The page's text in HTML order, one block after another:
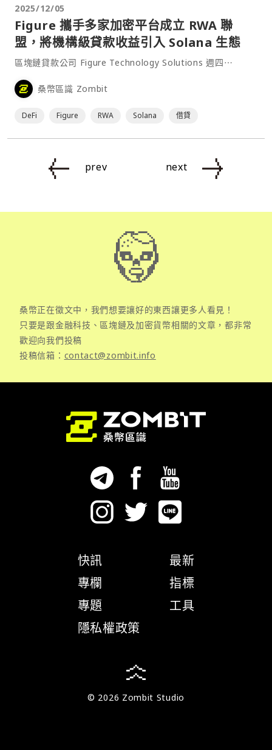
2025/12/05
Figure 攜手多家加密平台成立 RWA 聯
盟，將機構級貸款收益引入 Solana 生態
區塊鏈貸款公司 Figure Technology Solutions 週四⋯
桑幣區識 Zombit
DeFi Figure RWA Solana 借貸
prev next
桑幣正在徵文中，我們想要讓好的東西讓更多人看見！
只要是跟金融科技、區塊鏈及加密貨幣相關的文章，都非常
歡迎向我們投稿
投稿信箱： contact@zombit.info
快訊
專欄
專題
隱私權政策
最新
指標
工具
© 2026 Zombit Studio